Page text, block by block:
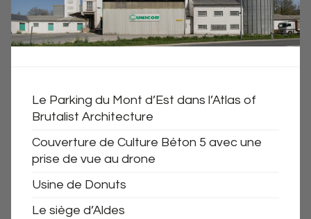
Le Parking du Mont d’Est dans l’Atlas of
Brutalist Architecture
Couverture de Culture Béton 5 avec une
prise de vue au drone
Usine de Donuts
Le siège d’Aldes